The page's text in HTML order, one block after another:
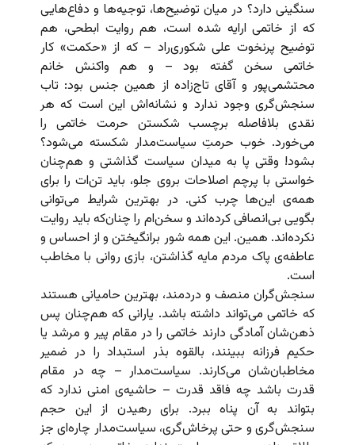
سنگینی دارد؟ در میان توضیح‌ها، توجیه‌ها و دفاع‌هایی
که از خاتمی ارایه شده است، هم روایت ابطحی، هم
توضیح پرنخوت علی شکوری‌راد – که از «حکمت» کار
خاتمی سخن گفته بود – و هم واکنش خانم
محتشمی‌پور و‌ آقای تاج‌زاده از همین جنس بود: تاب
سنجش‌گری وجود ندارد و نشانه‌اش این است که هر
نقدی بلافاصله برچسب شکستن حرمت خاتمی را
می‌خورد. خوب حرمتِ سیاست‌مدار شکسته می‌شود؟
بشود! وقتی پا به میدان سیاست گذاشتی و هم‌چنان
خواستی با پرچم اصلاحات بروی جلو، باید تن‌ات را برای
همه‌ی این‌ها چرب کنی. در بهترین شرایط می‌توانی
بگویی بی‌انصافی کرده‌اند و سخن‌ام را چنان‌که باید روایت
نکرده‌اند. همین. این همه شور برانگیختن و از احساس و
عاطفه‌ی پاک مردم مایه گذاشتن، بازی روانی با مخاطب
است.
سنجش‌گران منصف و دردمند، بهترین حامیانی هستند
که خاتمی می‌تواند داشته باشد. یارانی که هم‌چنان پس
ذهن‌شان آمادگی دارند خاتمی را در مقام پیر و مرشد یا
حکیم فرزانه ببینند، بالقوه بذر استبداد را در ضمیر
مخاطبان‌شان می‌کارند. سیاست‌مدار – چه در مقام
قدرت باشد چه فاقد قدرت – حاشیه‌ی امنی ندارد که
بتواند به آن پناه ببرد. برای رهیدن از این حجم
سنجش‌گری و حتی پرخاش‌گری، سیاست‌مدار چاره‌ای جز